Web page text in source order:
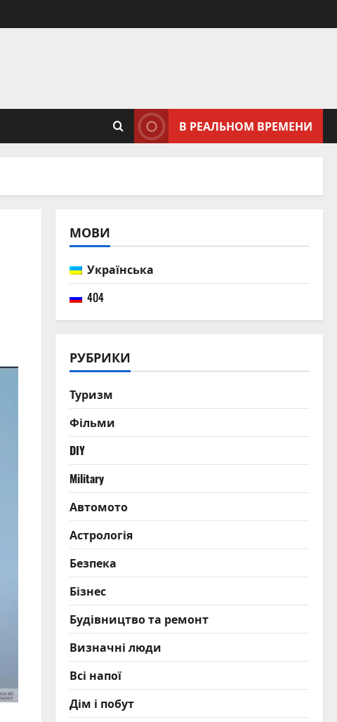
В РЕАЛЬНОМ ВРЕМЕНИ
МОВИ
Українська
404
РУБРИКИ
Туризм
Фільми
DIY
Military
Автомото
Астрологія
Безпека
Бізнес
Будівництво та ремонт
Визначні люди
Всі напої
Дім і побут